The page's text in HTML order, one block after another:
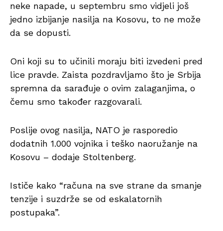
neke napade, u septembru smo vidjeli još
jedno izbijanje nasilja na Kosovu, to ne može
da se dopusti.
Oni koji su to učinili moraju biti izvedeni pred
lice pravde. Zaista pozdravljamo što je Srbija
spremna da sarađuje o ovim zalaganjima, o
čemu smo također razgovarali.
Poslije ovog nasilja, NATO je rasporedio
dodatnih 1.000 vojnika i teško naoružanje na
Kosovu – dodaje Stoltenberg.
Ističe kako “računa na sve strane da smanje
tenzije i suzdrže se od eskalatornih
postupaka”.